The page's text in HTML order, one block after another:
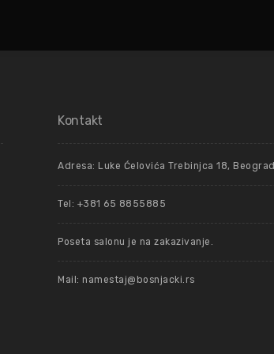
Kontakt
Adresa: Luke Ćelovića Trebinjca 18, Beograd
Tel: +381 65 8855885
Poseta salonu je na zakazivanje.
Mail: namestaj@bosnjacki.rs